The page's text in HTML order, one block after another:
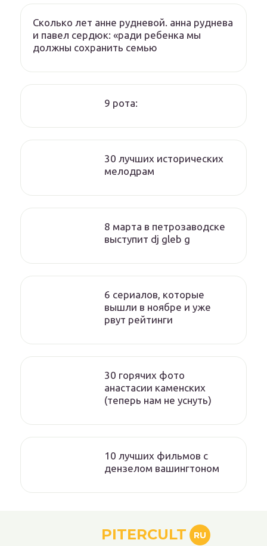
Сколько лет анне рудневой. анна руднева
и павел сердюк: «ради ребенка мы
должны сохранить семью
9 рота:
30 лучших исторических
мелодрам
8 марта в петрозаводске
выступит dj gleb g
6 сериалов, которые
вышли в ноябре и уже
рвут рейтинги
30 горячих фото
анастасии каменских
(теперь нам не уснуть)
10 лучших фильмов с
дензелом вашингтоном
PITERCULT RU